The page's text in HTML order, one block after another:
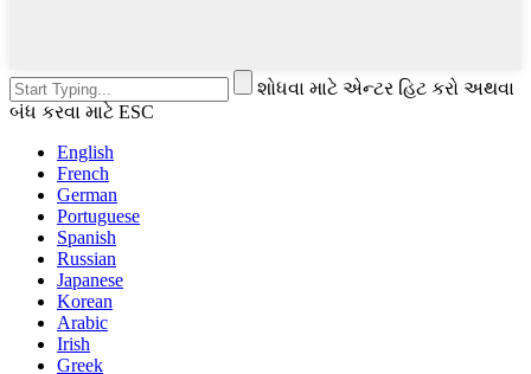
શોધવા માટે એન્ટર હિટ કરો અથવા
બંધ કરવા માટે ESC
English
French
German
Portuguese
Spanish
Russian
Japanese
Korean
Arabic
Irish
Greek